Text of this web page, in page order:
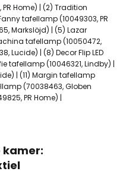
PR Home) | (2) Tradition
tafellamp (10049303, PR
Markslöjd) | (5) Lazar
tafellamp (10050472,
Lucide) | (8) Decor Flip LED
tafellamp (10046321, Lindby) |
| (11) Margin tafellamp
(70038463, Globen
PR Home) |
kamer: